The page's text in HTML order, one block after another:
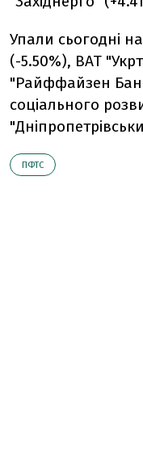
Упали сьогодні
(-5.50%), ВАТ
"Райффайзен
соціального
ПФТС